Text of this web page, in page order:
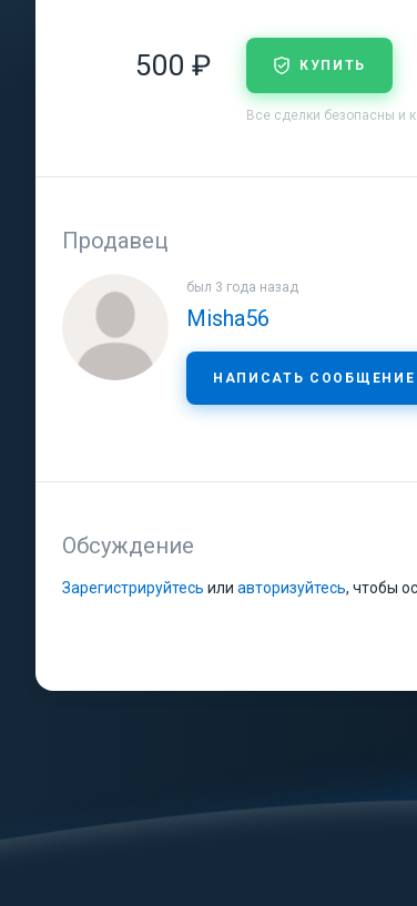
500 ₽ КУПИТЬ
Все сделки безопасны и
Продавец
был 3 года назад
Misha56
НАПИСАТЬ СООБЩЕНИЕ
Обсуждение
Зарегистрируйтесь или авторизуйтесь, чтобы